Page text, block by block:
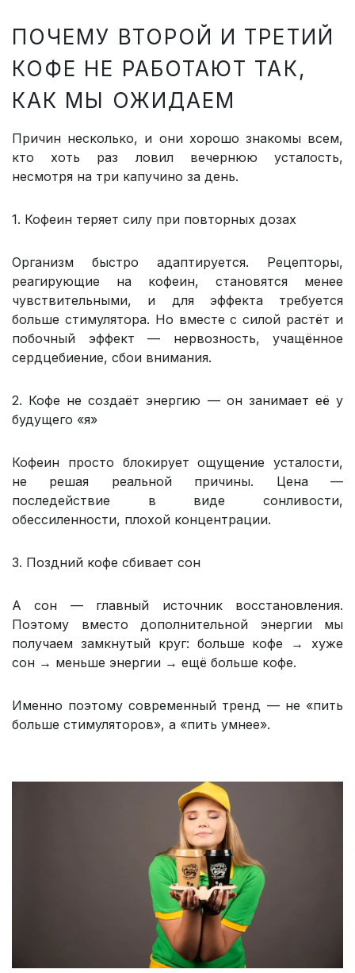
ПОЧЕМУ ВТОРОЙ И ТРЕТИЙ
КОФЕ НЕ РАБОТАЮТ ТАК,
КАК МЫ ОЖИДАЕМ
Причин несколько, и они хорошо знакомы всем,
кто хоть раз ловил вечернюю усталость,
несмотря на три капучино за день.
1. Кофеин теряет силу при повторных дозах
Организм быстро адаптируется. Рецепторы,
реагирующие на кофеин, становятся менее
чувствительными, и для эффекта требуется
больше стимулятора. Но вместе с силой растёт и
побочный эффект — нервозность, учащённое
сердцебиение, сбои внимания.
2. Кофе не создаёт энергию — он занимает её у
будущего «я»
Кофеин просто блокирует ощущение усталости,
не решая реальной причины. Цена —
последействие в виде сонливости,
обессиленности, плохой концентрации.
3. Поздний кофе сбивает сон
А сон — главный источник восстановления.
Поэтому вместо дополнительной энергии мы
получаем замкнутый круг: больше кофе → хуже
сон → меньше энергии → ещё больше кофе.
Именно поэтому современный тренд — не «пить
больше стимуляторов», а «пить умнее».